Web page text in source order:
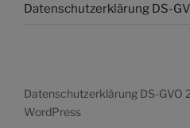
Datenschutzerklärung DS-
Datenschutzerklärung DS-GVO
WordPress